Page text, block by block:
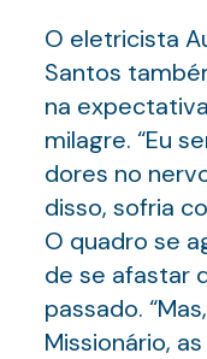
O eletricista
Santos
na
milagre. “Eu
dores no
disso, sofria
O quadro se
de se afastar
passado.
Missionário,